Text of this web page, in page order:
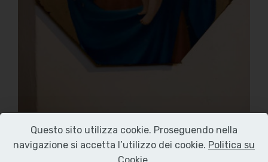
Questo sito utilizza cookie. Proseguendo nella
navigazione si accetta l’utilizzo dei cookie. Politica su